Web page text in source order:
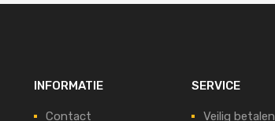
INFORMATIE
Contact
SERVICE
Veilig betalen